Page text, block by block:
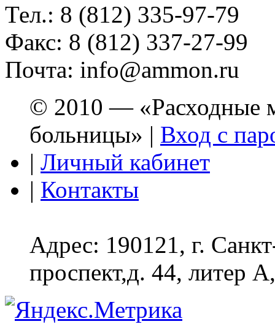
Тел.: 8 (812) 335-97-79
Факс: 8 (812) 337-27-99
Почта: info@ammon.ru
© 2010 — «Расходные
больницы» | Вход с
| Личный кабинет
| Контакты
Адрес: 190121, г.
проспект,д. 44, литер